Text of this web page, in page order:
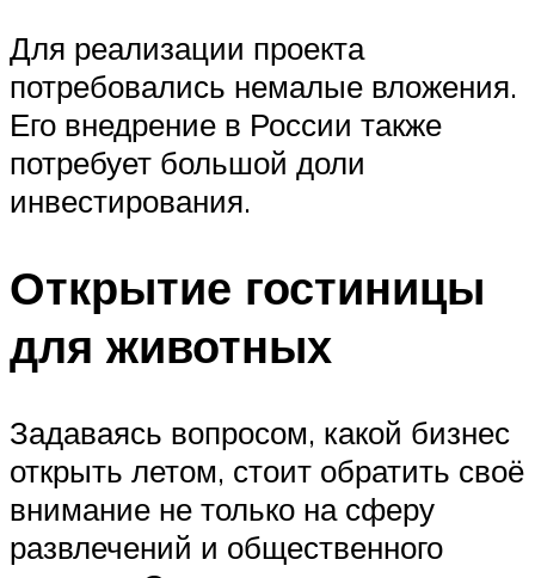
Для реализации проекта
потребовались немалые вложения.
Его внедрение в России также
потребует большой доли
инвестирования.
Открытие гостиницы
для животных
Задаваясь вопросом, какой бизнес
открыть летом, стоит обратить своё
внимание не только на сферу
развлечений и общественного